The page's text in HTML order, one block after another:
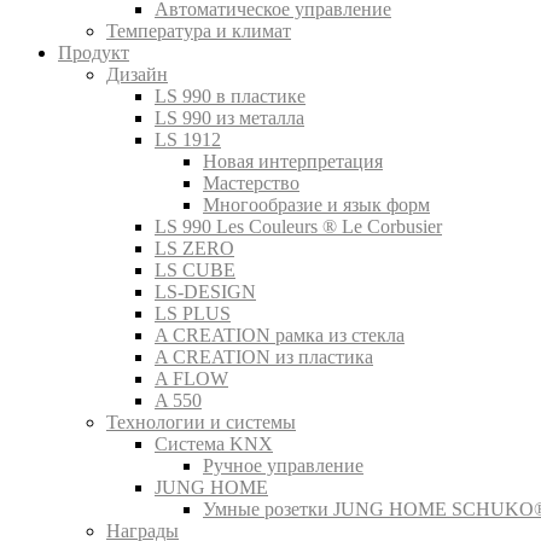
Автоматическое управление
Температура и климат
Продукт
Дизайн
LS 990 в пластике
LS 990 из металла
LS 1912
Новая интерпретация
Мастерство
Многообразие и язык форм
LS 990 Les Couleurs ® Le Corbusier
LS ZERO
LS CUBE
LS-DESIGN
LS PLUS
A CREATION рамка из стекла
A CREATION из пластика
A FLOW
A 550
Технологии и системы
Система KNX
Ручное управление
JUNG HOME
Умные розетки JUNG HOME
Награды